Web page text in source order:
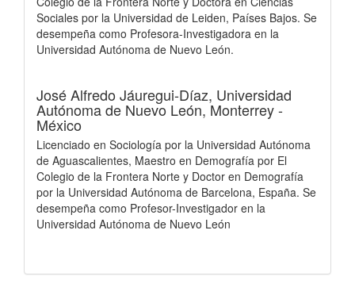
Sociales por la Universidad de Leiden, Países Bajos. Se
desempeña como Profesora-Investigadora en la
Universidad Autónoma de Nuevo León.
José Alfredo Jáuregui-Díaz, Universidad
Autónoma de Nuevo León, Monterrey -
México
Licenciado en Sociología por la Universidad Autónoma
de Aguascalientes, Maestro en Demografía por El
Colegio de la Frontera Norte y Doctor en Demografía
por la Universidad Autónoma de Barcelona, España. Se
desempeña como Profesor-Investigador en la
Universidad Autónoma de Nuevo León